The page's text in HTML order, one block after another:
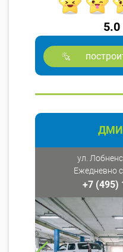
5.0
ул.
Ежедневно
+7 (495)